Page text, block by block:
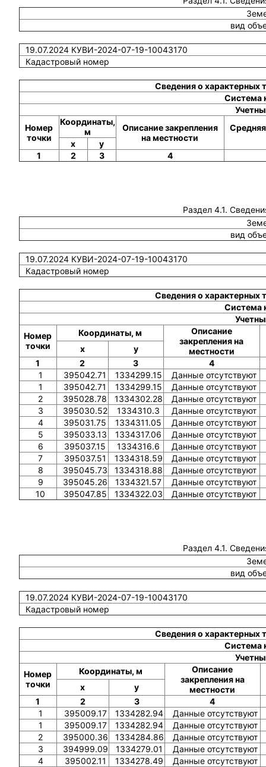
вид
19.07.2024 КУВИ-2024-07-19-10043170
Кадастровый номер
Сведения о характерных
Система
Номер
точки
Координаты,
м
Описание закрепления
на местности
x
y
1
2 3 4
Раздел 4.1.
вид
19.07.2024 КУВИ-2024-07-19-10043170
Кадастровый номер
Сведения о характерных
Система
Номер
точки
Координаты, м
Описание
закрепления на
местности
x
y
1
2 3
4
1
395042.71 1334299.15
Данные отсутствуют
1
395042.71 1334299.15
Данные отсутствуют
2
395028.78 1334302.28
Данные отсутствуют
3
395030.52 1334310.3
Данные отсутствуют
4
395031.75 1334311.05
Данные отсутствуют
5
395033.13 1334317.06
Данные отсутствуют
6
395037.15 1334316.6
Данные отсутствуют
7
395037.51 1334318.59
Данные отсутствуют
8
395045.73 1334318.88
Данные отсутствуют
9
395045.26 1334321.57
Данные отсутствуют
10
395047.85 1334322.03 Данные отсутствуют
Раздел 4.1.
вид
19.07.2024 КУВИ-2024-07-19-10043170
Кадастровый номер
Сведения о характерных
Система
Номер
точки
Координаты, м
Описание
закрепления на
местности
x
y
1
2 3
4
1
395009.17 1334282.94
Данные отсутствуют
1
395009.17 1334282.94
Данные отсутствуют
2
395000.36 1334284.86
Данные отсутствуют
3
394999.09 1334279.01
Данные отсутствуют
4
395002.11 1334278.49
Данные отсутствуют